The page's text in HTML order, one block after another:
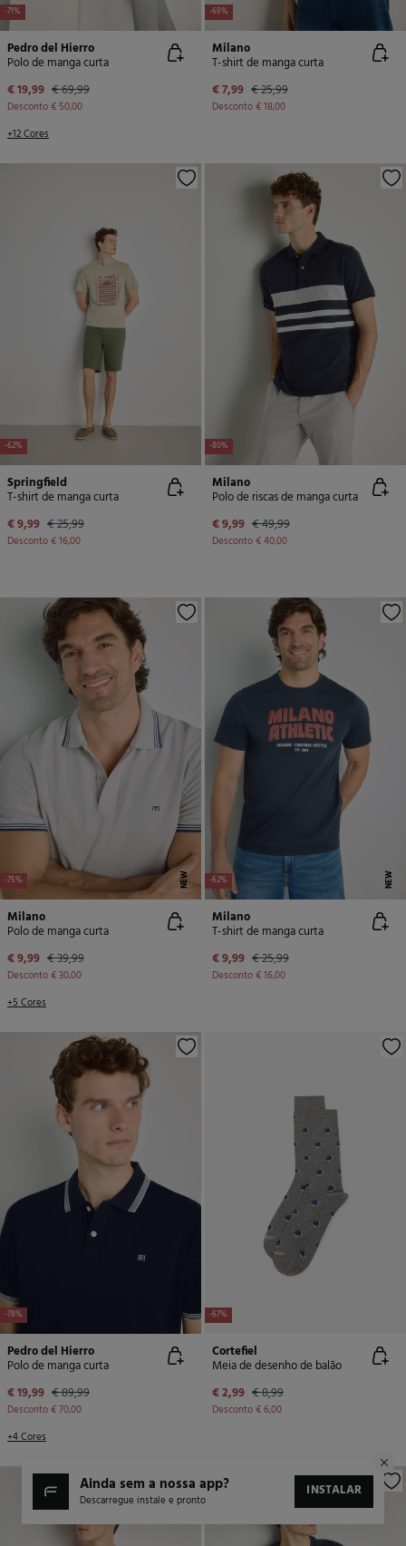
-71%
Pedro del Hierro
Polo de manga curta
€ 19,99 € 69,99
Desconto€ 50,00
+12 Cores
-69%
Milano
T-shirt de manga curta
€ 7,99 € 25,99
Desconto€ 18,00
-62%
Springfield
T-shirt de manga curta
€ 9,99 € 25,99
Desconto€ 16,00
-80%
Milano
Polo de riscas de manga curta
€ 9,99 € 49,99
Desconto€ 40,00
-75% NEW
Milano
Polo de manga curta
€ 9,99 € 39,99
Desconto€ 30,00
+5 Cores
-62% NEW
Milano
T-shirt de manga curta
€ 9,99 € 25,99
Desconto€ 16,00
-78%
Pedro del Hierro
Polo de manga curta
€ 19,99 € 89,99
Desconto€ 70,00
+4 Cores
-67%
Cortefiel
Meia de desenho de balão
€ 2,99 € 8,99
Desconto€ 6,00
ainda sem a nossa app?
Descarregue instale e pronto
INSTALAR